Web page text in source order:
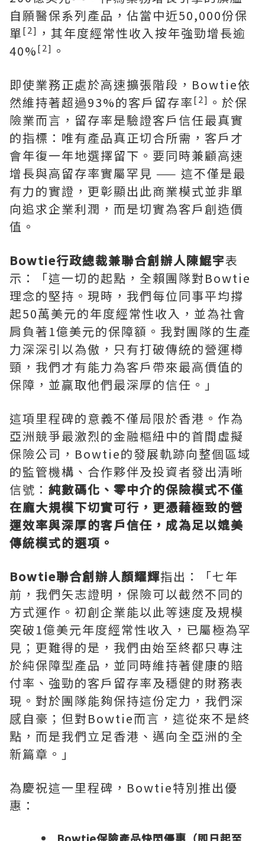
自願醫保系列產品，佔當中近50,000份保
單[2] ，其年度經常性收入按年強勁增長逾
40%[2] 。
即使業務正處於高速擴張階段，Bowtie依
然維持著超過93%的客戶留存率[2] 。於保
險業而言，留存率是驗證客戶信任最真實
的指標：唯有產品真正切合所需，客戶才
會年復一年地選擇留下。要同時兼顧高速
增長與高留存率實屬罕見 —— 這不僅是最
有力的實證，更彰顯出此商業模式並非單
向追求企業利潤，而是切實為客戶創造價
值。
Bowtie行政總裁兼聯合創辦人陳鯤宇表
示：「這一切的起點，全賴團隊對Bowtie
理念的堅持。現時，我們每位同事平均撐
起50萬美元的年度經常性收入，並為社會
肩負著1億美元的保障額。我對團隊的生產
力深深引以為傲，只有打破傳統的營運樽
頸，我們才有能力為客戶帶來最高價值的
保障，並贏取他們最深厚的信任。」
這項里程碑的意義不僅局限於香港。作為
亞洲競爭最激烈的金融樞紐中的首間虛擬
保險公司，Bowtie的發展軌跡向整個區域
的監管機構、合作夥伴及投資者發出清晰
信號： 純數碼化、零中介的保險模式不僅
在龐大規模下切實可行，更憑藉極致的營
運效率與深厚的客戶信任，成為足以媲美
傳統模式的選項。
Bowtie聯合創辦人顏耀輝指出：「七年
前，我們矢志證明，保險可以截然不同的
方式運作。初創企業能以此等速度及規模
突破1億美元年度經常性收入，已屬極為罕
見；更難得的是，我們由始至終都只專注
於純保障型產品，並同時維持著健康的賠
付率、強勁的客戶留存率及穩健的財務表
現。對於團隊能夠保持這份定力，我們深
感自豪；但對Bowtie而言，這從來不是終
點，而是我們立足香港、邁向全亞洲的全
新篇章。」
為慶祝這一里程碑，Bowtie特別推出優
惠：